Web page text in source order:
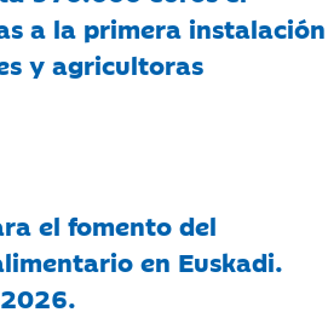
a la primera instalación
y agricultoras
el fomento del
en Euskadi.